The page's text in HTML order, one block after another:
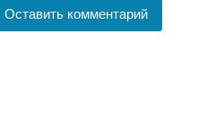
Оставить комментарий